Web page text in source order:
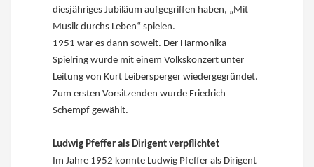
diesjähriges Jubiläum aufgegriffen haben, „Mit
Musik durchs Leben“ spielen.
1951 war es dann soweit. Der Harmonika-
Spielring wurde mit einem Volkskonzert unter
Leitung von Kurt Leibersperger wiedergegründet.
Zum ersten Vorsitzenden wurde Friedrich
Schempf gewählt.
Ludwig Pfeffer als Dirigent verpflichtet
Im Jahre 1952 konnte Ludwig Pfeffer als Dirigent